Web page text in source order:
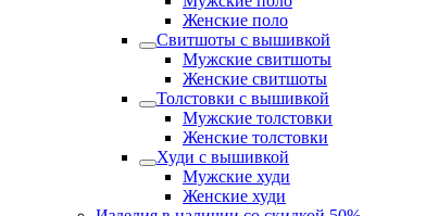
Женские поло
Свитшоты с вышивкой
Мужские свитшоты
Женские свитшоты
Толстовки с вышивкой
Мужские толстовки
Женские толстовки
Худи с вышивкой
Мужские худи
Женские худи